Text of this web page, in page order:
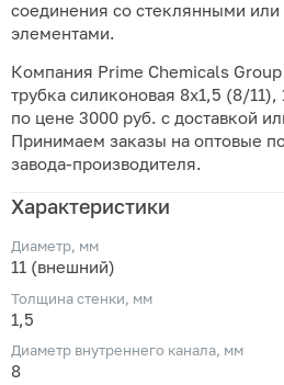
соединения со стеклянными
элементами.
Компания Prime Chemicals Group
трубка силиконовая 8х1,5 (8/11),
по цене 3000 руб. с доставкой
Принимаем заказы на оптовые
завода-производителя.
Характеристики
Диаметр, мм
11 (внешний)
Толщина стенки, мм
1,5
Диаметр внутреннего канала, мм
8